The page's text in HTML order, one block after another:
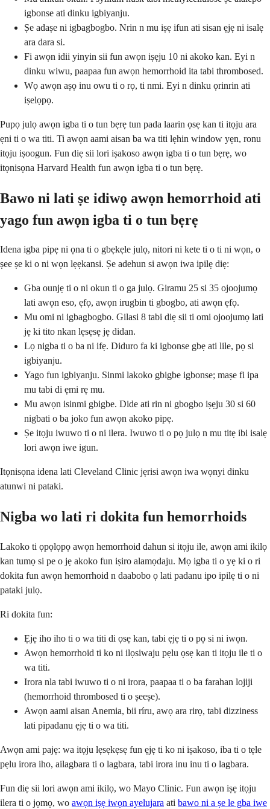
igbonse ati dinku igbiyanju.
Ṣe adaṣe ni igbagbogbo. Nrin n mu iṣẹ ifun ati sisan ẹjẹ ni isalẹ
ara dara si.
Fi awọn idii yinyin sii fun awọn iṣẹju 10 ni akoko kan. Eyi n
dinku wiwu, paapaa fun awọn hemorrhoid ita tabi thrombosed.
Wọ awọn aṣọ inu owu ti o rọ, ti nmi. Eyi n dinku ọrinrin ati
iṣelọpọ.
Pupọ julọ awọn igba ti o tun bẹrẹ tun pada laarin ọsẹ kan ti itọju ara
ẹni ti o wa titi. Ti awọn aami aisan ba wa titi lẹhin window yẹn, ronu
itọju iṣoogun. Fun diẹ sii lori iṣakoso awọn igba ti o tun bẹrẹ, wo
itọnisọna Harvard Health fun awọn igba ti o tun bẹrẹ.
Bawo ni lati ṣe idiwọ awọn hemorrhoid ati
yago fun awọn igba ti o tun bẹrẹ
Idena igba pipẹ ni ọna ti o gbẹkẹle julọ, nitori ni kete ti o ti ni wọn, o
ṣee ṣe ki o ni wọn lẹẹkansi. Ṣe adehun si awọn iwa ipilẹ diẹ:
Gba ounjẹ ti o ni okun ti o ga julọ. Giramu 25 si 35 ojoojumọ
lati awọn eso, ẹfọ, awọn irugbin ti gbogbo, ati awọn ẹfọ.
Mu omi ni igbagbogbo. Gilasi 8 tabi diẹ sii ti omi ojoojumọ lati
jẹ ki tito nkan lẹsẹsẹ jẹ didan.
Lọ nigba ti o ba ni ifẹ. Diduro fa ki igbonse gbẹ ati lile, pọ si
igbiyanju.
Yago fun igbiyanju. Sinmi lakoko gbigbe igbonse; maṣe fi ipa
mu tabi di ẹmi rẹ mu.
Mu awọn isinmi gbigbe. Dide ati rin ni gbogbo iṣẹju 30 si 60
nigbati o ba joko fun awọn akoko pipẹ.
Ṣe itọju iwuwo ti o ni ilera. Iwuwo ti o pọ julọ n mu titẹ ibi isalẹ
lori awọn iwe igun.
Itọnisọna idena lati Cleveland Clinic jẹrisi awọn iwa wọnyi dinku
atunwi ni pataki.
Nigba wo lati ri dokita fun hemorrhoids
Lakoko ti ọpọlọpọ awọn hemorrhoid dahun si itọju ile, awọn ami ikilọ
kan tumọ si pe o jẹ akoko fun iṣiro alamọdaju. Mọ igba ti o yẹ ki o ri
dokita fun awọn hemorrhoid n daabobo ọ lati padanu ipo ipilẹ ti o ni
pataki julọ.
Ri dokita fun:
Ẹjẹ iho iho ti o wa titi di ọsẹ kan, tabi ẹjẹ ti o pọ si ni iwọn.
Awọn hemorrhoid ti ko ni ilọsiwaju pẹlu ọsẹ kan ti itọju ile ti o
wa titi.
Irora nla tabi iwuwo ti o ni irora, paapaa ti o ba farahan lojiji
(hemorrhoid thrombosed ti o ṣeeṣe).
Awọn aami aisan Anemia, bii ríru, awọ ara rirọ, tabi dizziness
lati pipadanu ẹjẹ ti o wa titi.
Awọn ami pajẹ: wa itọju lẹsẹkẹsẹ fun ẹjẹ ti ko ni iṣakoso, iba ti o tẹle
pẹlu irora iho, ailagbara ti o lagbara, tabi irora inu inu ti o lagbara.
Fun diẹ sii lori awọn ami ikilọ, wo Mayo Clinic. Fun awọn iṣẹ itọju
ilera ti o jọmọ, wo awọn iṣẹ iwọn ayelujara ati bawo ni a ṣe le gba iwe